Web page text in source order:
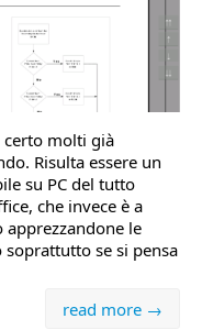
certo molti già
Risulta essere un
su PC del tutto
che invece è a
apprezzandone le
se si pensa
read more →